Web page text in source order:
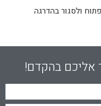
ולסגור בהדרגה
אליכם בהקדם!